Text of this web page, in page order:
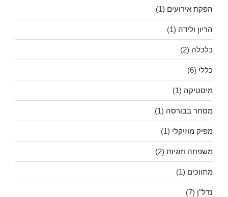
הפקת אירועים (1)
הריון ולידה (1)
כלכלה (2)
כללי (6)
מיסטיקה (1)
מסחר בבורסה (1)
מפיק מוזיקלי (1)
משפחה וזוגיות (2)
מתווכים (1)
נדל"ן (7)